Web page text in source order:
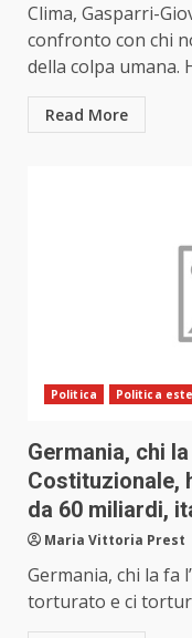
Clima, Gasparri-
confronto con chi
della colpa umana.
Read More
Politica Politica
Germania, chi
Costituzionale,
da 60 miliardi,
Maria Vittoria Prest
Germania, chi la fa
torturato e ci